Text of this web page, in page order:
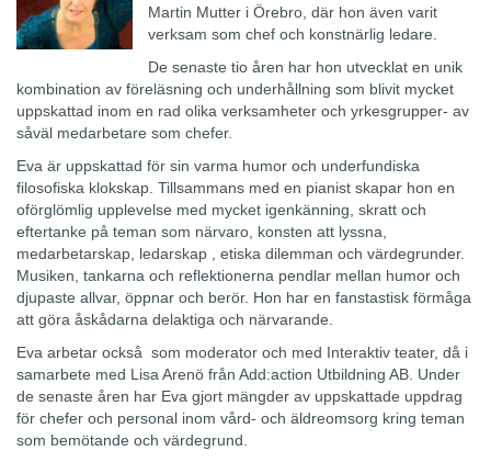
Martin Mutter i Örebro, där hon även varit
verksam som chef och konstnärlig ledare.
De senaste tio åren har hon utvecklat en unik
kombination av föreläsning och underhållning som blivit mycket
uppskattad inom en rad olika verksamheter och yrkesgrupper- av
såväl medarbetare som chefer.
Eva är uppskattad för sin varma humor och underfundiska
filosofiska klokskap. Tillsammans med en pianist skapar hon en
oförglömlig upplevelse med mycket igenkänning, skratt och
eftertanke på teman som närvaro, konsten att lyssna,
medarbetarskap, ledarskap , etiska dilemman och värdegrunder.
Musiken, tankarna och reflektionerna pendlar mellan humor och
djupaste allvar, öppnar och berör. Hon har en fanstastisk förmåga
att göra åskådarna delaktiga och närvarande.
Eva arbetar också som moderator och med Interaktiv teater, då i
samarbete med Lisa Arenö från Add:action Utbildning AB. Under
de senaste åren har Eva gjort mängder av uppskattade uppdrag
för chefer och personal inom vård- och äldreomsorg kring teman
som bemötande och värdegrund.